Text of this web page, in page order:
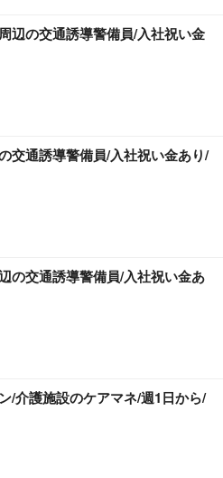
辺の交通誘導警備員/入社祝い金
交通誘導警備員/入社祝い金あり/
の交通誘導警備員/入社祝い金あ
/介護施設のケアマネ/週1日から/